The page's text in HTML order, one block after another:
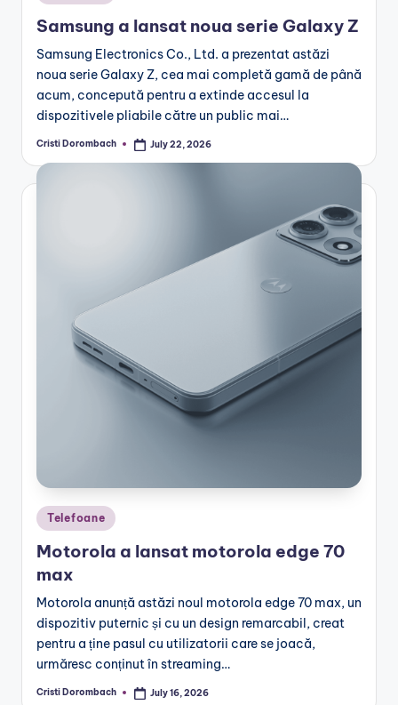
in
Samsung a lansat noua serie Galaxy Z
Samsung Electronics Co., Ltd. a prezentat astăzi
noua serie Galaxy Z, cea mai completă gamă de până
acum, concepută pentru a extinde accesul la
dispozitivele pliabile către un public mai…
Posted
Cristi Dorombach July 22, 2026
Posted
in
Telefoane
Motorola a lansat motorola edge 70
max
Motorola anunță astăzi noul motorola edge 70 max, un
dispozitiv puternic și cu un design remarcabil, creat
pentru a ține pasul cu utilizatorii care se joacă,
urmăresc conținut în streaming…
Posted
Cristi Dorombach July 16, 2026